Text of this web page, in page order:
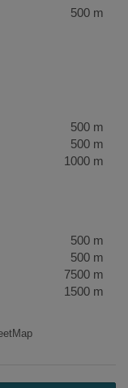
500 m
500 m
500 m
1000 m
500 m
500 m
7500 m
1500 m